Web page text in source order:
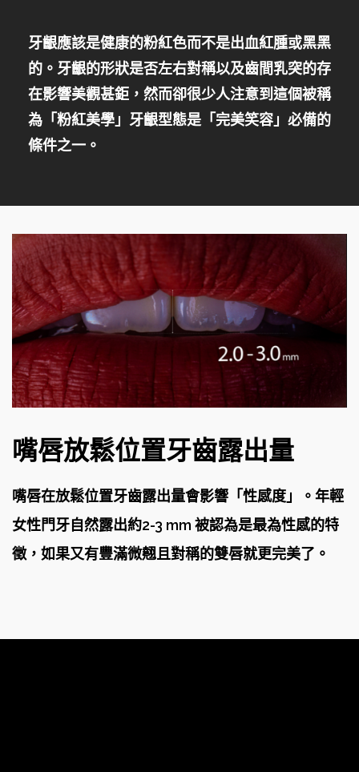
牙齦應該是健康的粉紅色而不是出血紅腫或黑黑
的。牙齦的形狀是否左右對稱以及齒間乳突的存
在影響美觀甚鉅，然而卻很少人注意到這個被稱
為「粉紅美學」牙齦型態是「完美笑容」必備的
條件之一。
嘴唇放鬆位置牙齒露出量
嘴唇在放鬆位置牙齒露出量會影響「性感度」。年輕
女性門牙自然露出約2-3 mm 被認為是最為性感的特
徵，如果又有豐滿微翹且對稱的雙唇就更完美了。